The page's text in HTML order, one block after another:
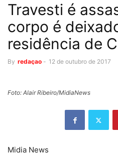
Travesti é
corpo é
residência de
By redaçao - 12 de outubro de 2017
Foto: Alair Ribeiro/MidiaNews
Midia News